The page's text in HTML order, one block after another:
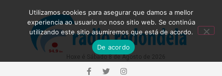
Utilizamos cookies para asegurar que damos a mellor
experiencia ao usuario no noso sitio web. Se continúa
utilizando este sitio asumiremos que está de acordo.
De acordo